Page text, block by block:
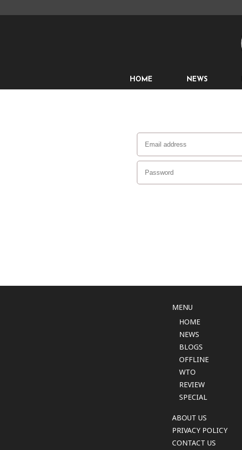
HOME NEWS
MENU
HOME
NEWS
BLOGS
OFFLINE
WTO
REVIEW
SPECIAL
ABOUT US
PRIVACY POLICY
CONTACT US